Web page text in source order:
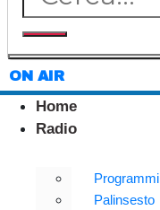
ON AIR
Home
Radio
Programmi
Palinsesto